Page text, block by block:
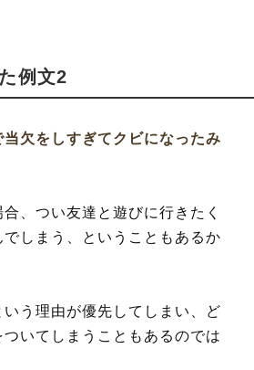
例文2
当欠をしすぎてクビになったみ
、つい友達と遊びに行きたく
しまう、ということもあるか
う理由が優先してしまい、ど
いてしまうこともあるのでは